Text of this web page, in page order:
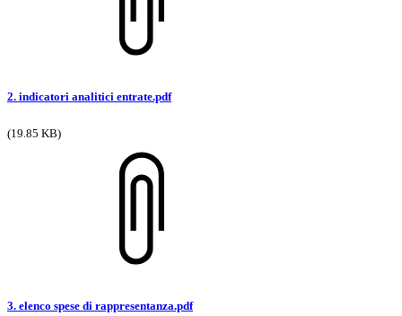
2. indicatori analitici entrate.pdf
(19.85 KB)
3. elenco spese di rappresentanza.pdf